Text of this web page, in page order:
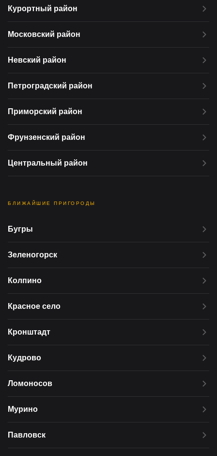
Курортный район
Московский район
Невский район
Петроградский район
Приморский район
Фрунзенский район
Центральный район
БЛИЖАЙШИЕ ПРИГОРОДЫ
Бугры
Зеленогорск
Колпино
Красное село
Кронштадт
Кудрово
Ломоносов
Мурино
Павловск